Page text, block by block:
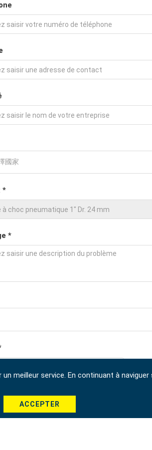
*
*
meilleur service. En continuant à
ACCEPTER